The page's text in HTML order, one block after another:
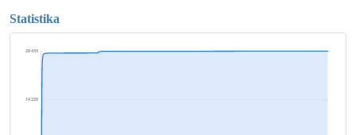
Statistika
14 220
28 439